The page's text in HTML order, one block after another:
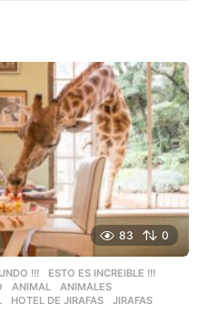
83 0
!!! ,ESTO ES INCREIBLE !!!
ANIMAL ,ANIMALES
,HOTEL DE JIRAFAS ,JIRAFAS